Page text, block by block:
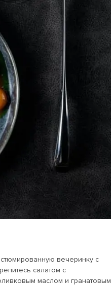
вечеринку с
салатом с
маслом и гранатовым